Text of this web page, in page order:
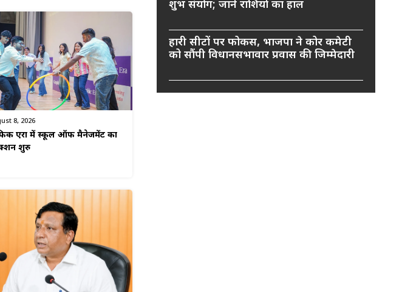
8, 2026
एरा में स्कूल ऑफ मैनेजमेंट का
शुरु
शुभ संयोग; जानें राशियों का हाल
हारी सीटों पर फोकस, भाजपा ने कोर कमेटी
को सौंपी विधानसभावार प्रवास की जिम्मेदारी